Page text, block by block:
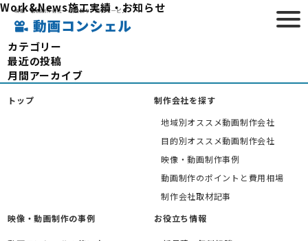
Work&News施工実績・お知らせ
HOME > 施工実績・お知らせ
カテゴリー
最近の投稿
月間アーカイブ
トップ
制作会社を探す
地域別オススメ動画制作会社
目的別オススメ動画制作会社
映像・動画制作事例
動画制作のポイントと費用相場
制作会社取材記事
映像・動画制作の事例
お役立ち情報